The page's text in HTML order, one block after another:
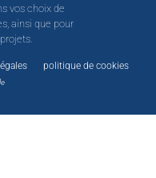
vos choix de
ainsi que pour
politique de cookies